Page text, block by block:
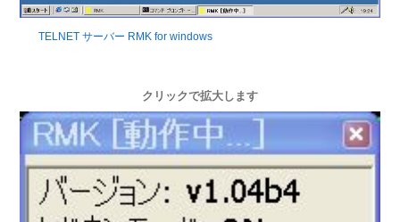
TELNET サーバー RMK for windows
クリックで拡大します